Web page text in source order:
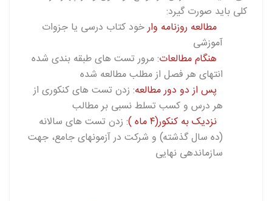
کلی باید صورت گیرد:
مطالعه روزنامه وارخود کتاب درسی یا جزوات
آموزشی
هنگام مطالعات: مرور تست های طبقه بندی شده
انتهای هر فصل از مطلب مطالعه شده
پس از دو دور مطالعه: زدن تست های کنکوری از
هر درس و کسب تسلط نسبی بر مطالب
نزدیک به کنکور(۴ ماه )
: زدن تست های سالانه
(ده سال گذشته) و شرکت در آزمونهای جامع، جهت
سازماندهی نهایی